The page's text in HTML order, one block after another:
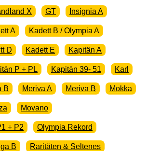
X GT Insignia A
A Kadett B / Olympia A
D Kadett E Kapitän A
P + PL Kapitän 39- 51 Karl
B Meriva A Meriva B Mokka
Movano
+ P2 Olympia Rekord
B Raritäten & Seltenes